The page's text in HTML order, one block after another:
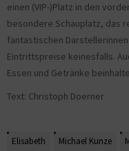
einen (VIP-)Platz in den
besondere Schauplatz, das
fantastischen
Eintrittspreise keinesfalls.
Essen und Getränke
Text: Christoph Doerner
Elisabeth Michael Kunze